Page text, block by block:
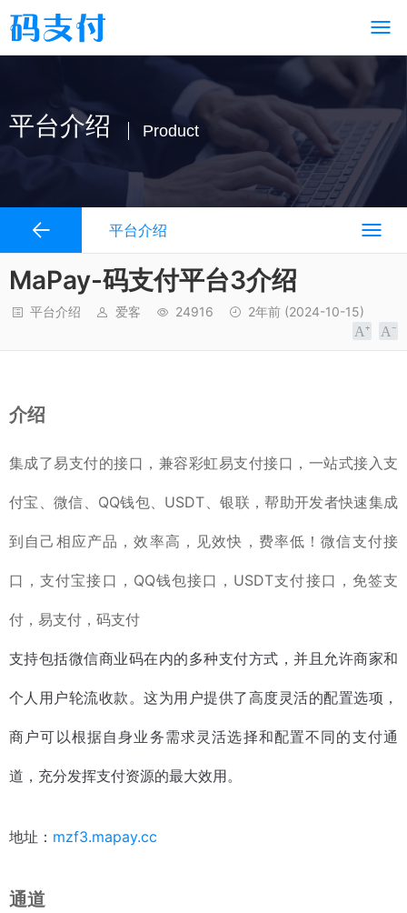
平台介绍 Product
平台介绍
MaPay-码支付平台3介绍
平台介绍 爱客 24916 2年前 (2024-10-15)
介绍
集成了易支付的接口，兼容彩虹易支付接口，一站式接入支
付宝、微信、QQ钱包、USDT、银联，帮助开发者快速集成
到自己相应产品，效率高，见效快，费率低！微信支付接
口，支付宝接口，QQ钱包接口，USDT支付接口，免签支
付，易支付，码支付
支持包括微信商业码在内的多种支付方式，并且允许商家和
个人用户轮流收款。这为用户提供了高度灵活的配置选项，
商户可以根据自身业务需求灵活选择和配置不同的支付通
道，充分发挥支付资源的最大效用。
地址： mzf3.mapay.cc
通道